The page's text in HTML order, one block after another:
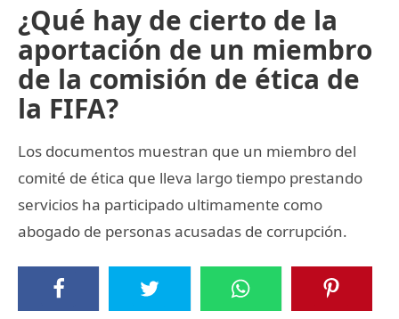
¿Qué hay de cierto de la
aportación de un miembro
de la comisión de ética de
la FIFA?
Los documentos muestran que un miembro del
comité de ética que lleva largo tiempo prestando
servicios ha participado ultimamente como
abogado de personas acusadas de corrupción.